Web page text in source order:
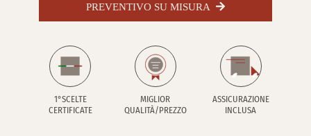
PREVENTIVO SU MISURA
1°SCELTE
CERTIFICATE
MIGLIOR
QUALITÀ/PREZZO
ASSICURAZIONE
INCLUSA